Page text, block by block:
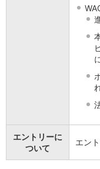
茨城県
エントリーに
ついて
エン